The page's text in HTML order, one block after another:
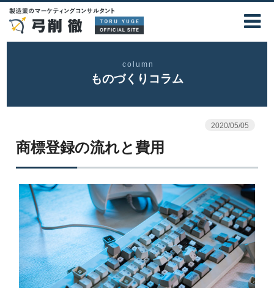
column
ものづくりコラム
2020/05/05
商標登録の流れと費用